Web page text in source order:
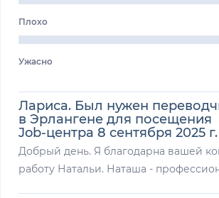
Плохо
Ужасно
Лариса. Был нужен
в Эрлангене для посещения
Job-центра 8 сентября 2025 г.
Добрый день. Я благодарна вашей
работу Натальи. Наташа -